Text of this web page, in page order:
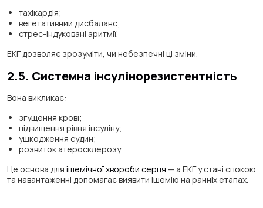
тахікардія;
вегетативний дисбаланс;
стрес-індуковані аритмії.
ЕКГ дозволяє зрозуміти, чи небезпечні ці зміни.
2.5. Системна інсулінорезистентність
Вона викликає:
згущення крові;
підвищення рівня інсуліну;
ушкодження судин;
розвиток атеросклерозу.
Це основа для ішемічної хвороби серця — а ЕКГ у стані спокою
та навантаженні допомагає виявити ішемію на ранніх етапах.